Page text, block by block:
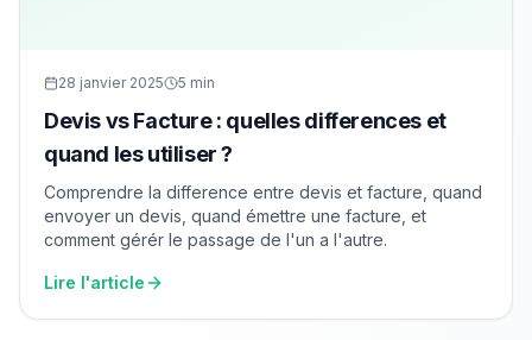
28 janvier 2025 5 min
Devis vs Facture : quelles differences et
quand les utiliser ?
Comprendre la difference entre devis et facture, quand
envoyer un devis, quand émettre une facture, et
comment gérér le passage de l'un a l'autre.
Lire l'article